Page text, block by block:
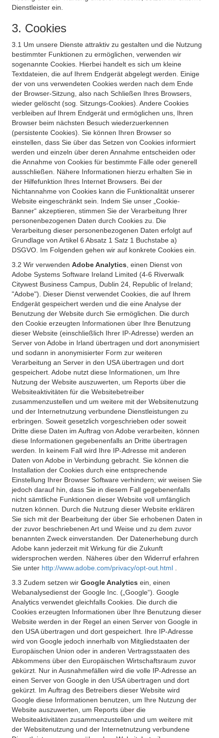
Dienstleister ein.
3. Cookies
3.1 Um unsere Dienste attraktiv zu gestalten und die Nutzung
bestimmter Funktionen zu ermöglichen, verwenden wir
sogenannte Cookies. Hierbei handelt es sich um kleine
Textdateien, die auf Ihrem Endgerät abgelegt werden. Einige
der von uns verwendeten Cookies werden nach dem Ende
der Browser-Sitzung, also nach Schließen Ihres Browsers,
wieder gelöscht (sog. Sitzungs-Cookies). Andere Cookies
verbleiben auf Ihrem Endgerät und ermöglichen uns, Ihren
Browser beim nächsten Besuch wiederzuerkennen
(persistente Cookies). Sie können Ihren Browser so
einstellen, dass Sie über das Setzen von Cookies informiert
werden und einzeln über deren Annahme entscheiden oder
die Annahme von Cookies für bestimmte Fälle oder generell
ausschließen. Nähere Informationen hierzu erhalten Sie in
der Hilfefunktion Ihres Internet Browsers. Bei der
Nichtannahme von Cookies kann die Funktionalität unserer
Website eingeschränkt sein. Indem Sie unser „Cookie-
Banner“ akzeptieren, stimmen Sie der Verarbeitung Ihrer
personenbezogenen Daten durch Cookies zu. Die
Verarbeitung dieser personenbezogenen Daten erfolgt auf
Grundlage von Artikel 6 Absatz 1 Satz 1 Buchstabe a)
DSGVO. Im Folgenden gehen wir auf konkrete Cookies ein.
3.2 Wir verwenden Adobe Analytics , einen Dienst von
Adobe Systems Software Ireland Limited (4-6 Riverwalk
Citywest Business Campus, Dublin 24, Republic of Ireland;
"Adobe"). Dieser Dienst verwendet Cookies, die auf Ihrem
Endgerät gespeichert werden und die eine Analyse der
Benutzung der Website durch Sie ermöglichen. Die durch
den Cookie erzeugten Informationen über Ihre Benutzung
dieser Website (einschließlich Ihrer IP-Adresse) werden an
Server von Adobe in Irland übertragen und dort anonymisiert
und sodann in anonymisierter Form zur weiteren
Verarbeitung an Server in den USA übertragen und dort
gespeichert. Adobe nutzt diese Informationen, um Ihre
Nutzung der Website auszuwerten, um Reports über die
Websiteaktivitäten für die Websitebetreiber
zusammenzustellen und um weitere mit der Websitenutzung
und der Internetnutzung verbundene Dienstleistungen zu
erbringen. Soweit gesetzlich vorgeschrieben oder soweit
Dritte diese Daten im Auftrag von Adobe verarbeiten, können
diese Informationen gegebenenfalls an Dritte übertragen
werden. In keinem Fall wird Ihre IP-Adresse mit anderen
Daten von Adobe in Verbindung gebracht. Sie können die
Installation der Cookies durch eine entsprechende
Einstellung Ihrer Browser Software verhindern; wir weisen Sie
jedoch darauf hin, dass Sie in diesem Fall gegebenenfalls
nicht sämtliche Funktionen dieser Website voll umfänglich
nutzen können. Durch die Nutzung dieser Website erklären
Sie sich mit der Bearbeitung der über Sie erhobenen Daten in
der zuvor beschriebenen Art und Weise und zu dem zuvor
benannten Zweck einverstanden. Der Datenerhebung durch
Adobe kann jederzeit mit Wirkung für die Zukunft
widersprochen werden. Näheres über den Widerruf erfahren
Sie unter http://www.adobe.com/privacy/opt-out.html
3.3 Zudem setzen wir Google Analytics ein, einen
Webanalysedienst der Google Inc. („Google“). Google
Analytics verwendet gleichfalls Cookies. Die durch die
Cookies erzeugten Informationen über Ihre Benutzung dieser
Website werden in der Regel an einen Server von Google in
den USA übertragen und dort gespeichert. Ihre IP-Adresse
wird von Google jedoch innerhalb von Mitgliedstaaten der
Europäischen Union oder in anderen Vertragsstaaten des
Abkommens über den Europäischen Wirtschaftsraum zuvor
gekürzt. Nur in Ausnahmefällen wird die volle IP-Adresse an
einen Server von Google in den USA übertragen und dort
gekürzt. Im Auftrag des Betreibers dieser Website wird
Google diese Informationen benutzen, um Ihre Nutzung der
Website auszuwerten, um Reports über die
Websiteaktivitäten zusammenzustellen und um weitere mit
der Websitenutzung und der Internetnutzung verbundene